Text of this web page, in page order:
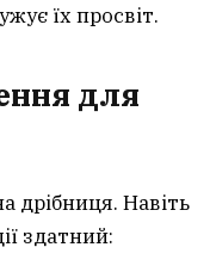
їх просвіт.
для
дрібниця. Навіть
здатний: